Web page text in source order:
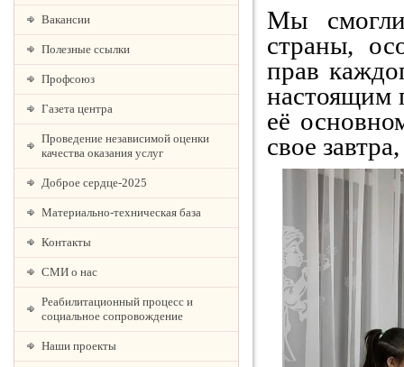
Вакансии
Полезные ссылки
Профсоюз
Газета центра
Проведение независимой оценки
качества оказания услуг
Доброе сердце-2025
Материально-техническая база
Контакты
СМИ о нас
Реабилитационный процесс и
социальное сопровождение
Наши проекты
Мы смогли
страны,
прав
настоящим
её
свое